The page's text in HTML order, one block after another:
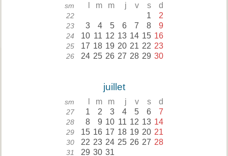
sm m m j v s d
22 1 2
23 3 4 5 6 7 8 9
24 10 11 12 13 14 15 16
25 17 18 19 20 21 22 23
26 24 25 26 27 28 29 30
juillet
sm m m j v s d
27 1 2 3 4 5 6 7
28 8 9 10 11 12 13 14
29 15 16 17 18 19 20 21
30 22 23 24 25 26 27 28
31 29 30 31